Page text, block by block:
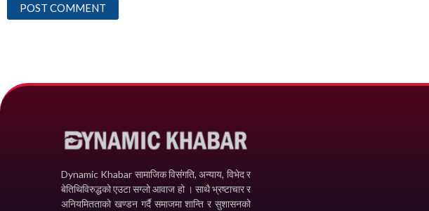
Dynamic Khabar सामाजिक विसंगति, अन्याय, विभेद­ र
बेतिथिविरुद्धको एउटा सग्लो आवाज हो । साथै भ्रष्टाचार र
अनियमितताको खण्डन गर्दै समाजमा शान्ति र सुशासनको